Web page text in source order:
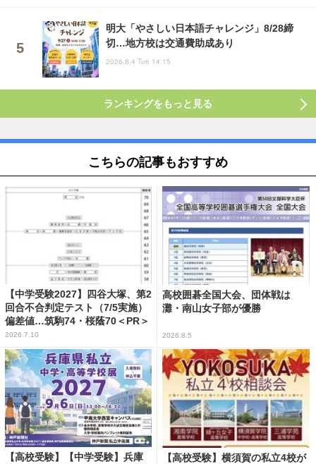
明大「やさしい日本語チャレンジ」8/28締
切…地方校は交通費助成あり
2026.8.4 Tue 14:15
ランキングをもっと見る
こちらの記事もおすすめ
【中学受験2027】四谷大塚、第2
回合不合判定テスト（7/5実施）
偏差値…筑駒74・桜蔭70＜PR＞
2026.7.10
高校囲碁全国大会、団体戦は
灘・南山女子部が優勝
2026.8.5
【高校受験】【中学受験】兵庫
【高校受験】横須賀の私立4校が